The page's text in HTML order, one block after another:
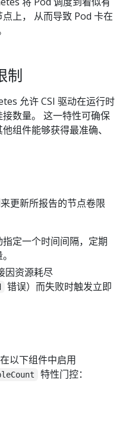
上， 从而导致 Pod 卡在
制
允许 CSI 驱动在运行时
数量。 这一特性可确保
组件能够获得最准确、
更新所报告的节点卷限
指定一个时间间隔，定期
因资源耗尽
错误）而失败时触发立即
以下组件中启用
特性门控：